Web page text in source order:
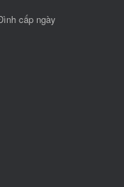
cấp ngày